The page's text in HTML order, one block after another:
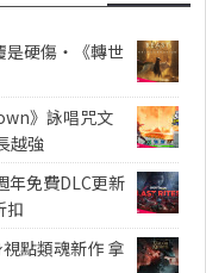
是硬傷・《轉世
》詠唱咒文
越強
年免費DLC更新
扣
點類魂新作 拿